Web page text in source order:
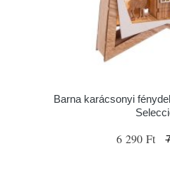
Barna karácsonyi
6 290 Ft